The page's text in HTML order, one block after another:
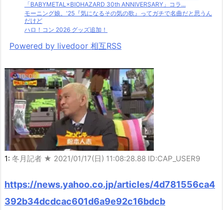
「BABYMETAL×BIOHAZARD 30th ANNIVERSARY」コラ...
モーニング娘。'25『気になるその気の歌』ってガチで名曲だと思うん
だけど
ハロ！コン 2026 グッズ追加！
Powered by livedoor 相互RSS
1: 冬月記者 ★ 2021/01/17(日) 11:08:28.88 ID:CAP_USER9
https://news.yahoo.co.jp/articles/4d781556ca4
392b34dcdcac601d6a9e92c16bdcb